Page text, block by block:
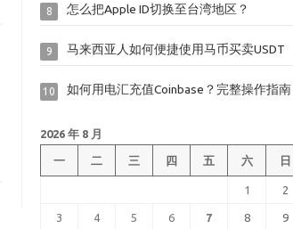
8 怎么把Apple ID切换至台湾地区？
9 马来西亚人如何便捷使用马币买卖USDT
10 如何用电汇充值Coinbase？完整操作指南
2026 年 8 月
一 二 三 四 五 六 日
1 2
3 4 5 6 7 8 9